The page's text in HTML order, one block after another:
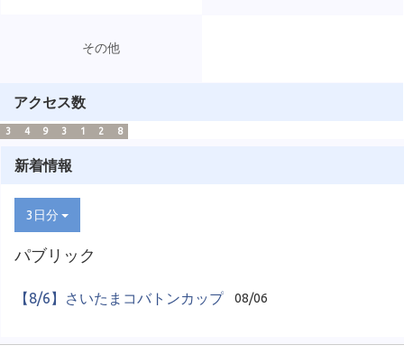
その他
アクセス数
3 4 9 3 1 2 8
新着情報
3日分
パブリック
【8/6】さいたまコバトンカップ 08/06